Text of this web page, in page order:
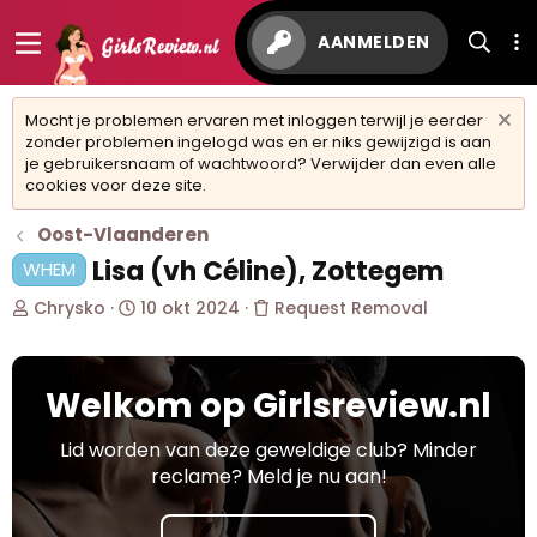
AANMELDEN
Mocht je problemen ervaren met inloggen terwijl je eerder
zonder problemen ingelogd was en er niks gewijzigd is aan
je gebruikersnaam of wachtwoord? Verwijder dan even alle
cookies voor deze site.
Oost-Vlaanderen
WHEM
Lisa (vh Céline), Zottegem
O
d
p
s
Chrysko
S
a
r
t
d
a
10 okt 2024 Request Removal
Welkom op Girlsreview.nl
Lid worden van deze geweldige club? Minder
reclame? Meld je nu aan!